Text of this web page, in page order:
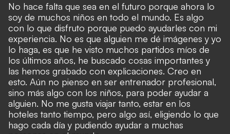
No hace falta que sea en el futuro porque ahora lo
soy de muchos niños en todo el mundo. Es algo
con lo que disfruto porque puedo ayudarles con mi
experiencia. No es que alguien me dé imágenes y yo
lo haga, es que he visto muchos partidos míos de
los últimos años, he buscado cosas importantes y
las hemos grabado con explicaciones. Creo en
esto. Aún no pienso en ser entrenador profesional,
sino más algo con los niños, para poder ayudar a
alguien. No me gusta viajar tanto, estar en los
hoteles tanto tiempo, pero algo así, eligiendo lo que
hago cada día y pudiendo ayudar a muchas